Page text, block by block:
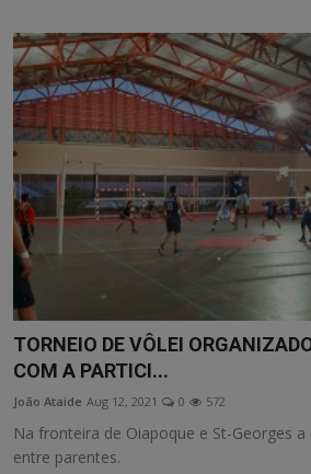
TORNEIO DE VÔLEI
COM A PARTICI...
João Ataide Aug 12, 2021 0 572
Na fronteira de Oiapoque e St-Georges
entre parentes.